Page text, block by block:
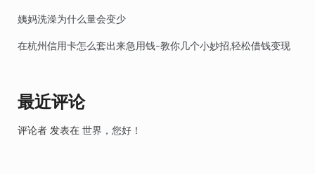
姨妈洗澡为什么量会变少
在杭州信用卡怎么套出来急用钱-教你几个小妙招,轻松借钱变现
最近评论
评论者 发表在 世界，您好！